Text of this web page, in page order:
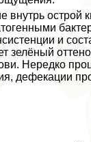
внутрь острой
и
зелёный
Нередко
дефекации